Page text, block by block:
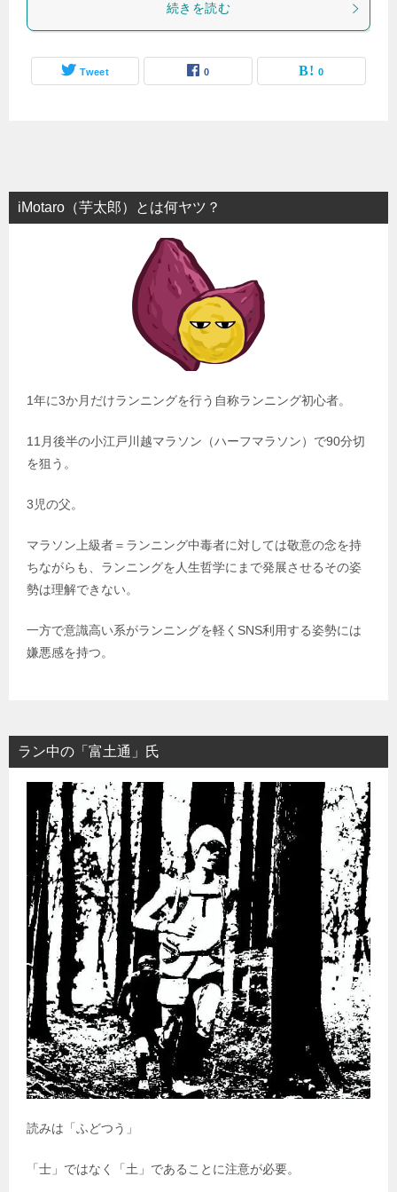
続きを読む
Tweet 0 0
iMotaro（芋太郎）とは何ヤツ？
1年に3か月だけランニングを行う自称ランニング初心者。
11月後半の小江戸川越マラソン（ハーフマラソン）で90分切
を狙う。
3児の父。
マラソン上級者＝ランニング中毒者に対しては敬意の念を持
ちながらも、ランニングを人生哲学にまで発展させるその姿
勢は理解できない。
一方で意識高い系がランニングを軽くSNS利用する姿勢には
嫌悪感を持つ。
ラン中の「富土通」氏
読みは「ふどつう」
「士」ではなく「土」であることに注意が必要。